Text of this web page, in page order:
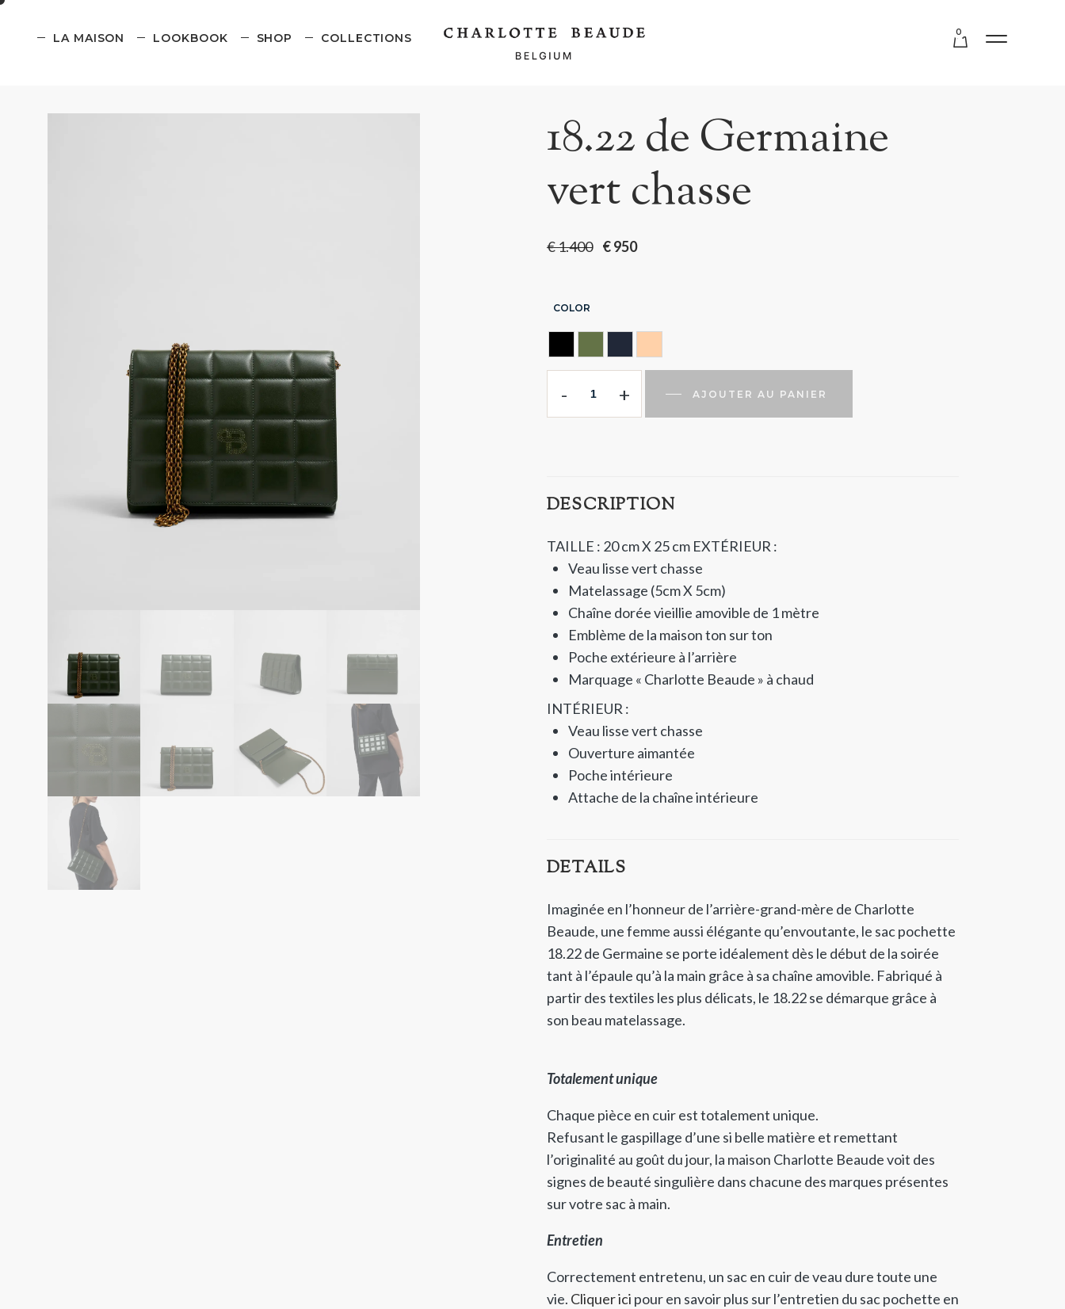
LA MAISON LOOKBOOK SHOP COLLECTIONS 0
18.22 de Germaine
vert chasse
€1.400 €950
COLOR
CAVIAR BLACK
HUNTING GREEN
NOIR BLEUTE
NUDE
- + AJOUTER AU PANIER
DESCRIPTION
TAILLE : 20 cm X 25 cm EXTÉRIEUR :
Veau lisse vert chasse
Matelassage (5cm X 5cm)
Chaîne dorée vieillie amovible de 1 mètre
Emblème de la maison ton sur ton
Poche extérieure à l’arrière
Marquage « Charlotte Beaude » à chaud
INTÉRIEUR :
Veau lisse vert chasse
Ouverture aimantée
Poche intérieure
Attache de la chaîne intérieure
DETAILS
Imaginée en l’honneur de l’arrière-grand-mère de Charlotte
Beaude, une femme aussi élégante qu’envoutante, le sac pochette
18.22 de Germaine se porte idéalement dès le début de la soirée
tant à l’épaule qu’à la main grâce à sa chaîne amovible. Fabriqué à
partir des textiles les plus délicats, le 18.22 se démarque grâce à
son beau matelassage.
Totalement unique
Chaque pièce en cuir est totalement unique.
Refusant le gaspillage d’une si belle matière et remettant
l’originalité au goût du jour, la maison Charlotte Beaude voit des
signes de beauté singulière dans chacune des marques présentes
sur votre sac à main.
Entretien
Correctement entretenu, un sac en cuir de veau dure toute une
vie. Cliquer ici pour en savoir plus sur l’entretien du sac pochette en